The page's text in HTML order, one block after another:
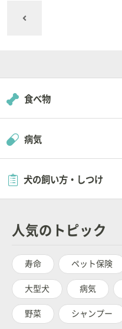
食べ物
病気
犬の飼い方・しつけ
人気のトピック
寿命 ペット保険
大型犬 病気
野菜 シャンプー